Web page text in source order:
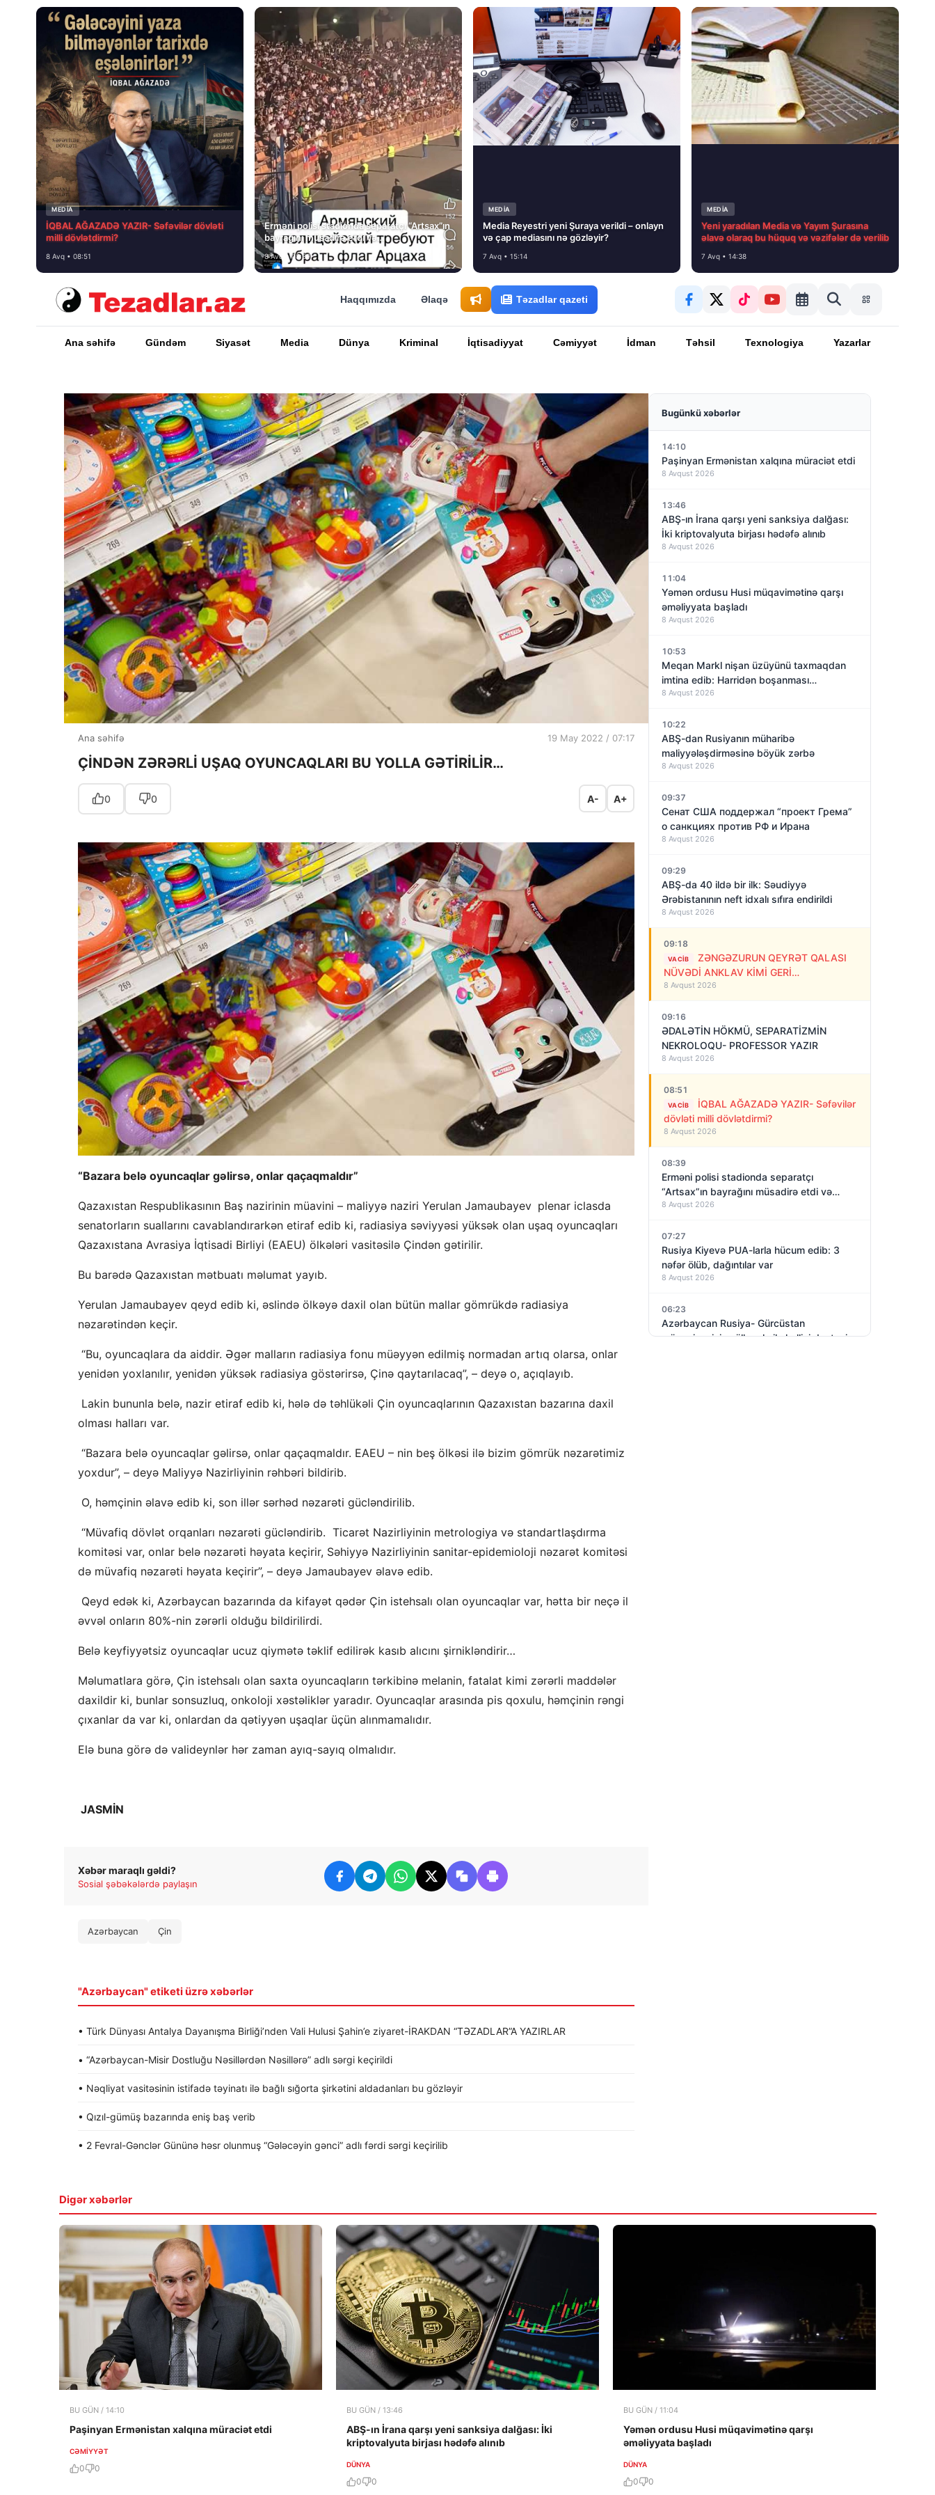
MEDİA
İQBAL AĞAZADƏ YAZIR- Səfəvilər dövləti
milli dövlətdirmi?
8 Avq • 08:51
Erməni polisi stadionda separatçı “Artsax”ın
bayrağını müsadirə etdi və…
8 Avq • 08:39
MEDİA
Media Reyestri yeni Şuraya verildi – onlayn
və çap mediasını nə gözləyir?
7 Avq • 15:14
MEDİA
Yeni yaradılan Media və Yayım Şurasına
əlavə olaraq bu hüquq və vəzifələr də verilib
7 Avq • 14:38
Haqqımızda Əlaqə Təzadlar qazeti
Ana səhifə Gündəm Siyasət Media Dünya Kriminal İqtisadiyyat Cəmiyyət İdman Təhsil Texnologiya Yazarlar
Ana səhifə 19 May 2022 / 07:17
ÇİNDƏN ZƏRƏRLİ UŞAQ OYUNCAQLARI BU YOLLA GƏTİRİLİR…
0 0 A- A+
“Bazara belə oyuncaqlar gəlirsə, onlar qaçaqmaldır”
Qazaxıstan Respublikasının Baş nazirinin müavini – maliyyə naziri Yerulan Jamaubayev plenar iclasda
senatorların suallarını cavablandırarkən etiraf edib ki, radiasiya səviyyəsi yüksək olan uşaq oyuncaqları
Qazaxıstana Avrasiya İqtisadi Birliyi (EAEU) ölkələri vasitəsilə Çindən gətirilir.
Bu barədə Qazaxıstan mətbuatı məlumat yayıb.
Yerulan Jamaubayev qeyd edib ki, əslində ölkəyə daxil olan bütün mallar gömrükdə radiasiya
nəzarətindən keçir.
“Bu, oyuncaqlara da aiddir. Əgər malların radiasiya fonu müəyyən edilmiş normadan artıq olarsa, onlar
yenidən yoxlanılır, yenidən yüksək radiasiya göstərirsə, Çinə qaytarılacaq”, – deyə o, açıqlayıb.
Lakin bununla belə, nazir etiraf edib ki, hələ də təhlükəli Çin oyuncaqlarının Qazaxıstan bazarına daxil
olması halları var.
“Bazara belə oyuncaqlar gəlirsə, onlar qaçaqmaldır. EAEU – nin beş ölkəsi ilə bizim gömrük nəzarətimiz
yoxdur”, – deyə Maliyyə Nazirliyinin rəhbəri bildirib.
O, həmçinin əlavə edib ki, son illər sərhəd nəzarəti gücləndirilib.
“Müvafiq dövlət orqanları nəzarəti gücləndirib. Ticarət Nazirliyinin metrologiya və standartlaşdırma
komitəsi var, onlar belə nəzarəti həyata keçirir, Səhiyyə Nazirliyinin sanitar-epidemioloji nəzarət komitəsi
də müvafiq nəzarəti həyata keçirir”, – deyə Jamaubayev əlavə edib.
Qeyd edək ki, Azərbaycan bazarında da kifayət qədər Çin istehsalı olan oyuncaqlar var, hətta bir neçə il
əvvəl onların 80%-nin zərərli olduğu bildirilirdi.
Belə keyfiyyətsiz oyuncaqlar ucuz qiymətə təklif edilirək kasıb alıcını şirnikləndirir…
Məlumatlara görə, Çin istehsalı olan saxta oyuncaqların tərkibinə melanin, fatalat kimi zərərli maddələr
daxildir ki, bunlar sonsuzluq, onkoloji xəstəliklər yaradır. Oyuncaqlar arasında pis qoxulu, həmçinin rəngi
çıxanlar da var ki, onlardan da qətiyyən uşaqlar üçün alınmamalıdır.
Elə buna görə də valideynlər hər zaman ayıq-sayıq olmalıdır.
JASMİN
Xəbər maraqlı gəldi?
Sosial şəbəkələrdə paylaşın
Azərbaycan Çin
"Azərbaycan" etiketi üzrə xəbərlər
• Türk Dünyası Antalya Dayanışma Birliği’nden Vali Hulusi Şahin’e ziyaret-İRAKDAN “TƏZADLAR”A YAZIRLAR
• “Azərbaycan-Misir Dostluğu Nəsillərdən Nəsillərə” adlı sərgi keçirildi
• Nəqliyat vasitəsinin istifadə təyinatı ilə bağlı sığorta şirkətini aldadanları bu gözləyir
• Qızıl-gümüş bazarında eniş baş verib
• 2 Fevral-Gənclər Gününə həsr olunmuş “Gələcəyin gənci” adlı fərdi sərgi keçirilib
Bugünkü xəbərlər
14:10
Paşinyan Ermənistan xalqına müraciət etdi
8 Avqust 2026
13:46
ABŞ-ın İrana qarşı yeni sanksiya dalğası:
İki kriptovalyuta birjası hədəfə alınıb
8 Avqust 2026
11:04
Yəmən ordusu Husi müqavimətinə qarşı
əməliyyata başladı
8 Avqust 2026
10:53
Meqan Markl nişan üzüyünü taxmaqdan
imtina edib: Harridən boşanması
yaxınlaşırmı?
8 Avqust 2026
10:22
ABŞ-dan Rusiyanın müharibə
maliyyələşdirməsinə böyük zərbə
8 Avqust 2026
09:37
Сенат США поддержал “проект Грема”
о санкциях против РФ и Ирана
8 Avqust 2026
09:29
ABŞ-da 40 ildə bir ilk: Səudiyyə
Ərəbistanının neft idxalı sıfıra endirildi
8 Avqust 2026
09:18
VACIB
ZƏNGƏZURUN QEYRƏT QALASI
NÜVƏDİ ANKLAV KİMİ GERİ
QAYTARILMALIDIR!
8 Avqust 2026
09:16
ƏDALƏTİN HÖKMÜ, SEPARATİZMİN
NEKROLOQU- PROFESSOR YAZIR
8 Avqust 2026
08:51
VACIB
İQBAL AĞAZADƏ YAZIR- Səfəvilər
dövləti milli dövlətdirmi?
8 Avqust 2026
08:39
Erməni polisi stadionda separatçı
“Artsax”ın bayrağını müsadirə etdi və…
8 Avqust 2026
07:27
Rusiya Kiyevə PUA-larla hücum edib: 3
nəfər ölüb, dağıntılar var
8 Avqust 2026
06:23
Azərbaycan Rusiya- Gürcüstan
münaqişəsinin sülh yolu ilə həllini dəstəyir
Digər xəbərlər
BU GÜN / 14:10
Paşinyan Ermənistan xalqına müraciət etdi
CƏMIYYƏT
0 0
BU GÜN / 13:46
ABŞ-ın İrana qarşı yeni sanksiya dalğası: İki
kriptovalyuta birjası hədəfə alınıb
DÜNYA
0 0
BU GÜN / 11:04
Yəmən ordusu Husi müqavimətinə qarşı
əməliyyata başladı
DÜNYA
0 0